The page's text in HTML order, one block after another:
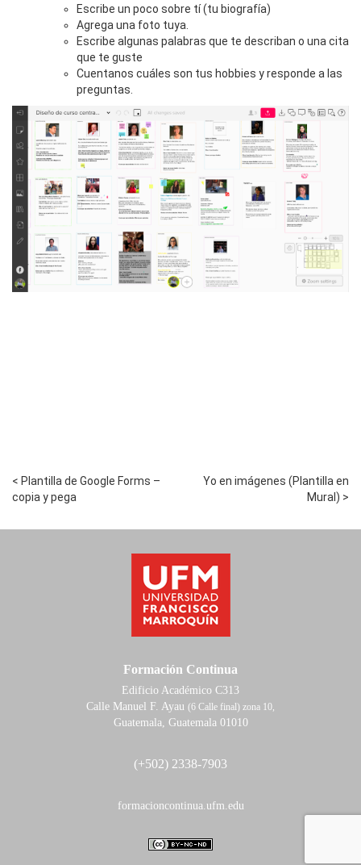
Escribe un poco sobre tí (tu biografía)
Agrega una foto tuya.
Escribe algunas palabras que te describan o una cita
que te guste
Cuentanos cuáles son tus hobbies y responde a las
preguntas.
< Plantilla de Google Forms –
copia y pega
Yo en imágenes (Plantilla en
Mural) >
Formación Continua
Edificio Académico C313
Calle Manuel F. Ayau (6 Calle final) zona 10,
Guatemala, Guatemala 01010
(+502) 2338-7903
formacioncontinua.ufm.edu